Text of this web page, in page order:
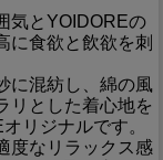
気とYOIDOREの
に食欲と飲欲を刺
に混紡し、綿の風
リとした着心地を
リジナルです。
度なリラックス感